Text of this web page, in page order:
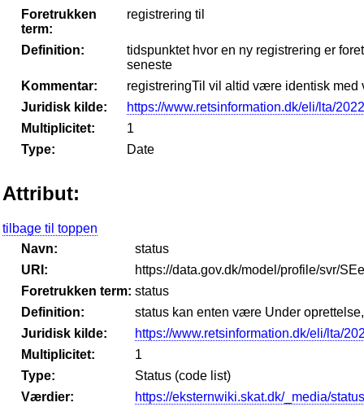
Foretrukken
term:
registrering til
Definition:
tidspunktet hvor en ny registrering er
seneste
Kommentar:
registreringTil vil altid være identisk med
Juridisk kilde:
https://www.retsinformation.dk/eli/lta/
Multiplicitet:
1
Type:
Date
Attribut:
tilbage til toppen
Navn:
status
URI:
https://data.gov.dk/model/profile/svr/
Foretrukken term: status
Definition:
status kan enten være Under
Juridisk kilde:
https://www.retsinformation.dk/eli/lta/
Multiplicitet:
1
Type:
Status (code list)
Værdier:
https://eksternwiki.skat.dk/_media/